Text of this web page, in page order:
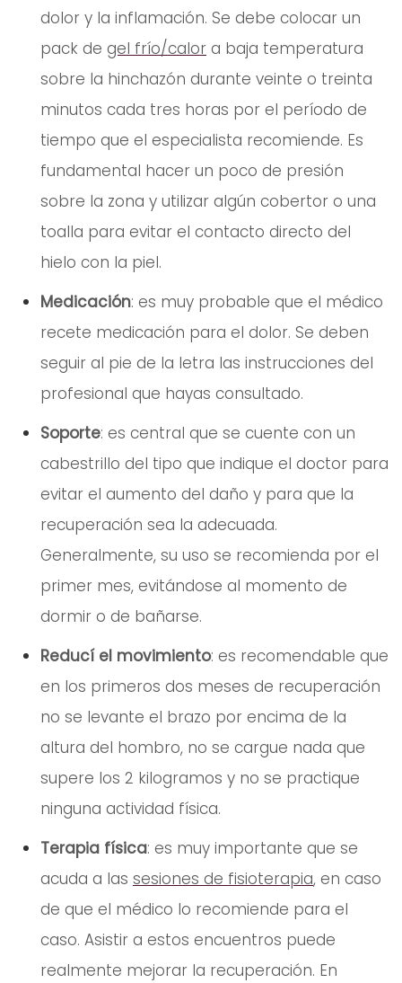
dolor y la inflamación. Se debe colocar un
pack de gel frío/calor a baja temperatura
sobre la hinchazón durante veinte o treinta
minutos cada tres horas por el período de
tiempo que el especialista recomiende. Es
fundamental hacer un poco de presión
sobre la zona y utilizar algún cobertor o una
toalla para evitar el contacto directo del
hielo con la piel.
Medicación: es muy probable que el médico
recete medicación para el dolor. Se deben
seguir al pie de la letra las instrucciones del
profesional que hayas consultado.
Soporte: es central que se cuente con un
cabestrillo del tipo que indique el doctor para
evitar el aumento del daño y para que la
recuperación sea la adecuada.
Generalmente, su uso se recomienda por el
primer mes, evitándose al momento de
dormir o de bañarse.
Reducí el movimiento: es recomendable que
en los primeros dos meses de recuperación
no se levante el brazo por encima de la
altura del hombro, no se cargue nada que
supere los 2 kilogramos y no se practique
ninguna actividad física.
Terapia física: es muy importante que se
acuda a las sesiones de fisioterapia, en caso
de que el médico lo recomiende para el
caso. Asistir a estos encuentros puede
realmente mejorar la recuperación. En